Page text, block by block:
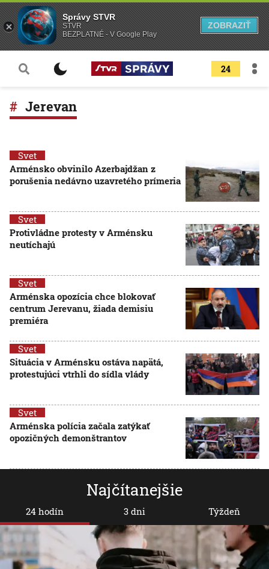
24
Jerevan
Svet
Arménsko obvinilo Azerbajdžan z
porušenia nedávno uzavretého prímeria
Svet
Protivládne protesty v Arménsku
neutíchajú
Svet
Arménska opozícia chce blokovať
centrum Jerevanu, žiada demisiu
premiéra
Svet
Situácia v Arménsku ostáva napätá,
protestujúci vtrhli do sídla vlády
Svet
Arménska polícia začala zatýkať
opozičných demonštrantov
Najčítanejšie
24 hodín 3 dni Týždeň
Správy STVR
STVR
BEZPLATNÉ - V Google Play
ZOBRAZIŤ